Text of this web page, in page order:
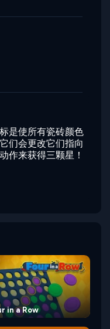
是使所有瓷砖颜色
们会更改它们指向
作来获得三颗星！
in a Row